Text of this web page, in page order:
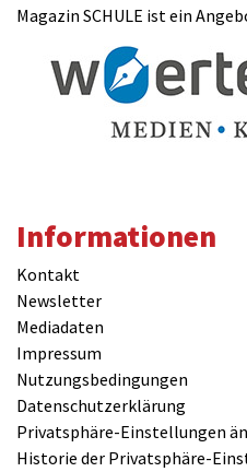
Magazin SCHULE ist ein
Informationen
Kontakt
Newsletter
Mediadaten
Impressum
Nutzungsbedingungen
Datenschutzerklärung
Privatsphäre-Einstellungen
Historie der Privatsphäre-